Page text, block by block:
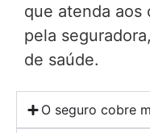
que atenda aos
pela
de saúde.
O seguro cobre